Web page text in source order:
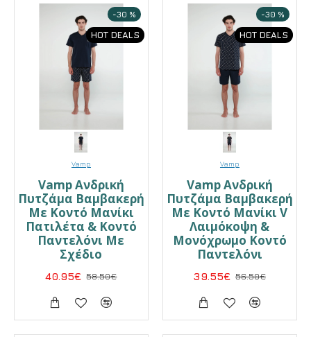
HOT DEALS
-30 %
Vamp
Vamp Ανδρική
Πυτζάμα Βαμβακερή
Με Κοντό Μανίκι
Πατιλέτα & Κοντό
Παντελόνι Με
Σχέδιο
40.95€ 58.50€
HOT DEALS
-30 %
Vamp
Vamp Ανδρική
Πυτζάμα Βαμβακερή
Με Κοντό Μανίκι V
Λαιμόκοψη &
Μονόχρωμο Κοντό
Παντελόνι
39.55€ 56.50€